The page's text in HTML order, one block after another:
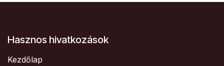
Hasznos hivatkozások
Kezdőlap